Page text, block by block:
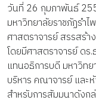
วันที่ 26 กุมภาพันธ์
มหาวิทยาลัยราชภัฏรำ
ศาสตราจารย์ สรรสร้
โดยมีศาสตราจารย์ ด
แทนอธิการบดี มหาวิท
บริหาร คณาจารย์ และ
สำหรับการสัมมนาดังก